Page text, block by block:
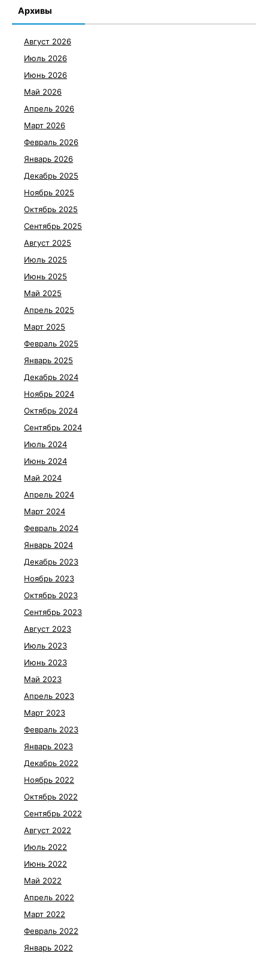
Архивы
Август 2026
Июль 2026
Июнь 2026
Май 2026
Апрель 2026
Март 2026
Февраль 2026
Январь 2026
Декабрь 2025
Ноябрь 2025
Октябрь 2025
Сентябрь 2025
Август 2025
Июль 2025
Июнь 2025
Май 2025
Апрель 2025
Март 2025
Февраль 2025
Январь 2025
Декабрь 2024
Ноябрь 2024
Октябрь 2024
Сентябрь 2024
Июль 2024
Июнь 2024
Май 2024
Апрель 2024
Март 2024
Февраль 2024
Январь 2024
Декабрь 2023
Ноябрь 2023
Октябрь 2023
Сентябрь 2023
Август 2023
Июль 2023
Июнь 2023
Май 2023
Апрель 2023
Март 2023
Февраль 2023
Январь 2023
Декабрь 2022
Ноябрь 2022
Октябрь 2022
Сентябрь 2022
Август 2022
Июль 2022
Июнь 2022
Май 2022
Апрель 2022
Март 2022
Февраль 2022
Январь 2022